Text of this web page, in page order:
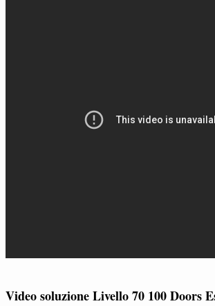
Video soluzione Livello 70 100 Doors